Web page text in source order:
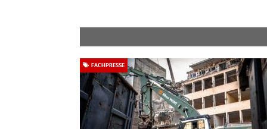
FACHPRESSE